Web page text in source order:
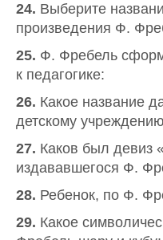
24. Выберите
произведения Ф.
25. Ф. Фребель
к педагогике:
26. Какое название
детскому
27. Каков был девиз
издававшегося Ф.
28. Ребенок, по Ф.
29. Какое